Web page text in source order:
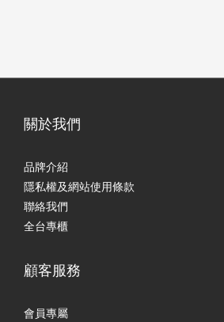
關於我們
品牌介紹
隱私權及網站使用條款
聯絡我們
全台專櫃
顧客服務
會員專屬